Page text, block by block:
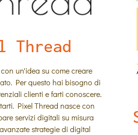
Thread
un'idea su come creare
Per questo hai bisogno di
clienti e farti conoscere.
Pixel Thread nasce con
servizi digitali su misura
strategie di digital